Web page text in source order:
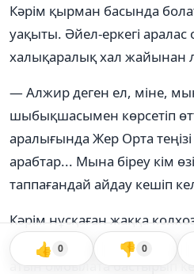
Кәрім қырман басында
уақыты. Әйел-еркегі
халықаралық хал жайынан
— Алжир деген ел, міне,
шыбықшасымен көрсетіп
аралығында Жер Орта
арабтар... Мына біреу кім
таппағандай айдау кешіп
Кәрім нұсқаған жаққа
мойын Сұрып қарасты.
атын омбылата бастырып
👍 0 👎 0